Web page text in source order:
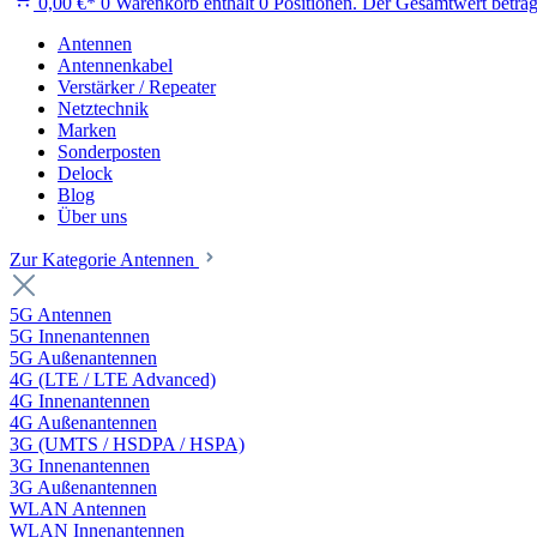
Antennen
Antennenkabel
Verstärker / Repeater
Netztechnik
Marken
Sonderposten
Delock
Blog
Über uns
Zur Kategorie Antennen
5G Antennen
5G Innenantennen
5G Außenantennen
4G (LTE / LTE Advanced)
4G Innenantennen
4G Außenantennen
3G (UMTS / HSDPA / HSPA)
3G Innenantennen
3G Außenantennen
WLAN Antennen
WLAN Innenantennen